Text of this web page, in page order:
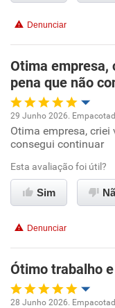
Benefícios
Recomenda
Recomenda a
Denunciar
Otima empresa,
pena que não
Oportunidade de
Ambiente de trabalho
Conciliação com a
Recomenda
Recomenda a
29 Junho 2026.
Otima empresa,
consegui continuar
Esta avaliação foi útil?
Sim
Denunciar
Ótimo trabalho
28 Junho 2026.